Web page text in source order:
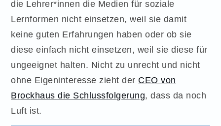
die Lehrer*innen die Medien für soziale
Lernformen nicht einsetzen, weil sie damit
keine guten Erfahrungen haben oder ob sie
diese einfach nicht einsetzen, weil sie diese für
ungeeignet halten. Nicht zu unrecht und nicht
ohne Eigeninteresse zieht der CEO von
Brockhaus die Schlussfolgerung, dass da noch
Luft ist.